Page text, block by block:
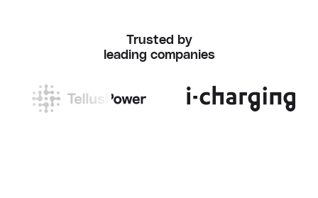
Trusted by
leading companies